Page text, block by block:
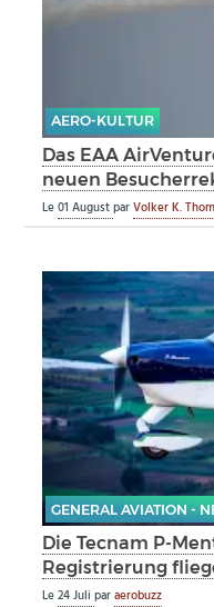
HELIKOPTER
AERO-KULTUR
AERO-KULTUR
Das EAA
neuen
Le01 AugustparVolker K.
GENERAL AVIATION -
Die Tecnam P-
Registrierung
Le24 Juliparaerobuzz